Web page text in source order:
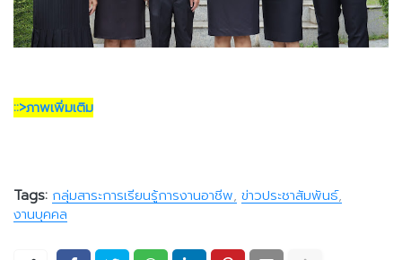
::>ภาพเพิ่มเติม
Tags: กลุ่มสาระการเรียนรู้การงานอาชีพ ข่าวประชาสัมพันธ์
งานบุคคล